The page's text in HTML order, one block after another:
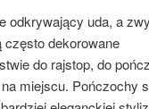
odkrywający uda, a
dekorowane
do rajstop, do
miejscu. Pończochy